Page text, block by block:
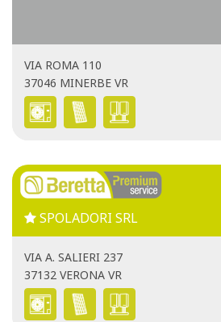
VIA ROMA 110
37046 MINERBE VR
SPOLADORI SRL
VIA A. SALIERI 237
37132 VERONA VR